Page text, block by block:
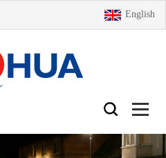
English